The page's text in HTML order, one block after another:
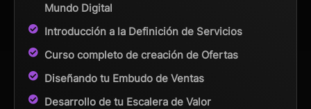
Mundo Digital
Introducción a la Definición de Servicios
Curso completo de creación de Ofertas
Diseñando tu Embudo de Ventas
Desarrollo de tu Escalera de Valor